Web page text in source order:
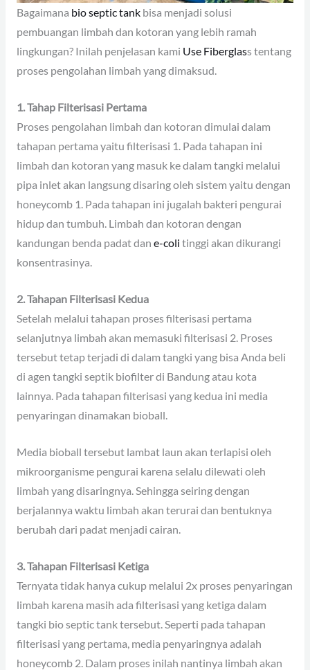
Bagaimana bio septic tank bisa menjadi solusi
pembuangan limbah dan kotoran yang lebih ramah
lingkungan? Inilah penjelasan kami Use Fiberglass tentang
proses pengolahan limbah yang dimaksud.
1. Tahap Filterisasi Pertama
Proses pengolahan limbah dan kotoran dimulai dalam
tahapan pertama yaitu filterisasi 1. Pada tahapan ini
limbah dan kotoran yang masuk ke dalam tangki melalui
pipa inlet akan langsung disaring oleh sistem yaitu dengan
honeycomb 1. Pada tahapan ini jugalah bakteri pengurai
hidup dan tumbuh. Limbah dan kotoran dengan
kandungan benda padat dan e-coli tinggi akan dikurangi
konsentrasinya.
2. Tahapan Filterisasi Kedua
Setelah melalui tahapan proses filterisasi pertama
selanjutnya limbah akan memasuki filterisasi 2. Proses
tersebut tetap terjadi di dalam tangki yang bisa Anda beli
di agen tangki septik biofilter di Bandung atau kota
lainnya. Pada tahapan filterisasi yang kedua ini media
penyaringan dinamakan bioball.
Media bioball tersebut lambat laun akan terlapisi oleh
mikroorganisme pengurai karena selalu dilewati oleh
limbah yang disaringnya. Sehingga seiring dengan
berjalannya waktu limbah akan terurai dan bentuknya
berubah dari padat menjadi cairan.
3. Tahapan Filterisasi Ketiga
Ternyata tidak hanya cukup melalui 2x proses penyaringan
limbah karena masih ada filterisasi yang ketiga dalam
tangki bio septic tank tersebut. Seperti pada tahapan
filterisasi yang pertama, media penyaringnya adalah
honeycomb 2. Dalam proses inilah nantinya limbah akan